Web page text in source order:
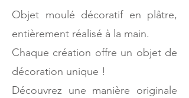
Objet moulé décoratif en plâtre,
entièrement réalisé à la main.
Chaque création offre un objet de
décoration unique !
Découvrez une manière originale